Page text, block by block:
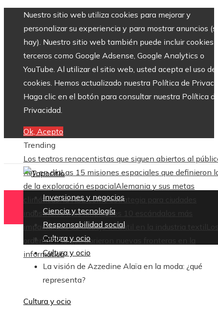
Nuestro sitio web utiliza cookies para mejorar y
personalizar su experiencia y para mostrar anuncios
hay). Nuestro sitio web también puede incluir cookies
terceros como Google Adsense, Google Analytics o
YouTube. Al utilizar el sitio web, usted acepta el uso de
cookies. Hemos actualizado nuestra Política de
Haga clic en el botón para consultar nuestra Política
Privacidad.
Ok, Acepto
Trending
Los teatros renacentistas que siguen abiertos al
hoy en díaLas 15 misiones espaciales que definieron
de la exploración espacialAlemania y sus metas
climáticas: la RSE como estrategia para ciudades
industriales más limpiasLos 10 escándalos más
impactantes de trabajo infantil en la industria textil
ordenadores que abrieron nuevas fronteras en la
informática
Inversiones y negocios
Ciencia y tecnología
Responsabilidad social
Cultura y ocio
Inicio
Cultura y ocio
La visión de Azzedine Alaïa en la moda: ¿qué
representa?
Cultura y ocio